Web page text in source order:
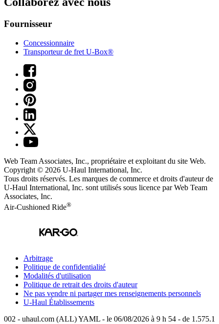
Fournisseur
Concessionnaire
Transporteur de fret U-Box®
Web Team Associates, Inc., propriétaire et exploitant du site Web.
Copyright © 2026 U-Haul International, Inc.
Tous droits réservés. Les marques de commerce et droits d'auteur de
U-Haul International, Inc. sont utilisés sous licence par Web Team
Associates, Inc.
Air-Cushioned Ride®
Arbitrage
Politique de confidentialité
Modalités d'utilisation
Politique de retrait des droits d'auteur
Ne pas vendre ni partager mes renseignements personnels
U-Haul Établissements
002 - uhaul.com (ALL) YAML - le 06/08/2026 à 9 h 54 - de 1.575.1